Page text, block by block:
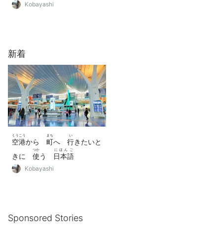
フレーズ9つ
Kobayashi
新着
空港
くうこう
から 町
まち
へ 行
い
きたいと
きに 使
つか
う 日本語
にほんご
フレーズ9つ
Kobayashi
Sponsored Stories